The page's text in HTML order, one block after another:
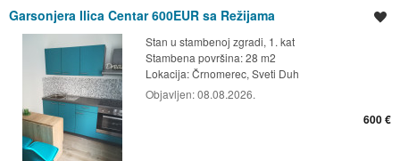
Garsonjera Ilica Centar 600EUR sa Režijama
Stan u stambenoj zgradi, 1. kat
Stambena površina: 28 m2
Lokacija:Črnomerec, Sveti Duh
Objavljen:08.08.2026.
600 €